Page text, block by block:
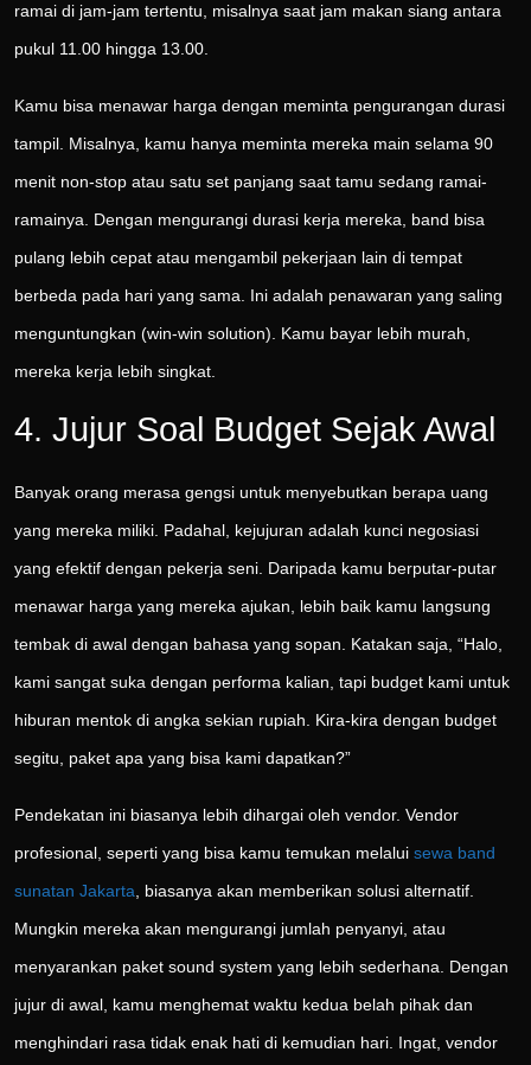
ramai di jam-jam tertentu, misalnya saat jam makan siang antara
pukul 11.00 hingga 13.00.
Kamu bisa menawar harga dengan meminta pengurangan durasi
tampil. Misalnya, kamu hanya meminta mereka main selama 90
menit non-stop atau satu set panjang saat tamu sedang ramai-
ramainya. Dengan mengurangi durasi kerja mereka, band bisa
pulang lebih cepat atau mengambil pekerjaan lain di tempat
berbeda pada hari yang sama. Ini adalah penawaran yang saling
menguntungkan (win-win solution). Kamu bayar lebih murah,
mereka kerja lebih singkat.
4. Jujur Soal Budget Sejak Awal
Banyak orang merasa gengsi untuk menyebutkan berapa uang
yang mereka miliki. Padahal, kejujuran adalah kunci negosiasi
yang efektif dengan pekerja seni. Daripada kamu berputar-putar
menawar harga yang mereka ajukan, lebih baik kamu langsung
tembak di awal dengan bahasa yang sopan. Katakan saja, “Halo,
kami sangat suka dengan performa kalian, tapi budget kami untuk
hiburan mentok di angka sekian rupiah. Kira-kira dengan budget
segitu, paket apa yang bisa kami dapatkan?”
Pendekatan ini biasanya lebih dihargai oleh vendor. Vendor
profesional, seperti yang bisa kamu temukan melalui sewa band
sunatan Jakarta , biasanya akan memberikan solusi alternatif.
Mungkin mereka akan mengurangi jumlah penyanyi, atau
menyarankan paket sound system yang lebih sederhana. Dengan
jujur di awal, kamu menghemat waktu kedua belah pihak dan
menghindari rasa tidak enak hati di kemudian hari. Ingat, vendor